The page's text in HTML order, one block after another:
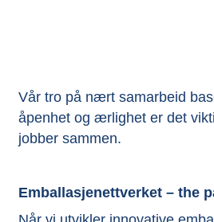
Vår tro på nært samarbeid
åpenhet og ærlighet er det
jobber sammen.
Emballasjenettverket – the